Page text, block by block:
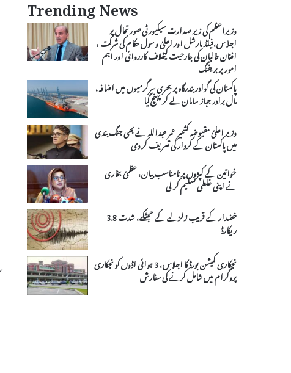
Trending News
وزیراعظم کی زیر صدارت سیکیورٹی صورتحال پر
اجلاس،فیلڈ مارشل اور اعلیٰ و سول حکام کی شرکت ،
افغان طالبان کی جارحیت کیخلاف کارروائی اور اہم
امور پر بریفنگ
پاکستان کی گوادر بندرگاہ پر بحری سرگرمیوں میں اضافہ،
مال برادر جہاز سامان لے کر پہنچ گیا
وزیر اعلیٰ مقبوضہ کشمیر عمر عبداللہ نے بھی جنگ بندی
میں پاکستان کے کردار کی تعریف کر دی
خواتین کے کپڑوں پر نامناسب بیان، عظمیٰ بخاری
نے اپنی غلطی تسلیم کر لی
خضدار کے قریب زلزلے کے جھٹکے، شدت 3.8
ریکارڈ
نجکاری کمیشن بورڈ کا اجلاس، 3 ہوائی اڈوں کو نجکاری
پروگرام میں شامل کرنے کی سفارش